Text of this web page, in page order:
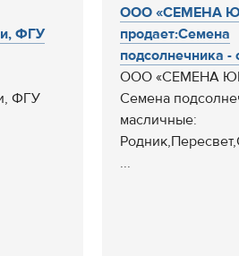
ФГУ
ФГУ
ООО «СЕМЕНА
продает:Семена
подсолнечника -
ООО «СЕМЕНА
Семена
масличные:
...